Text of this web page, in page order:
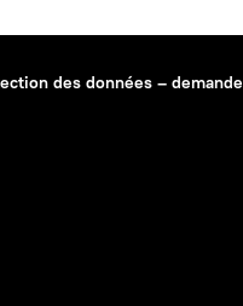
des données – demande